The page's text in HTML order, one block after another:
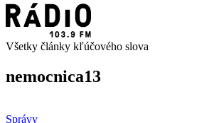
Všetky články kľúčového slova
nemocnica13
Správy